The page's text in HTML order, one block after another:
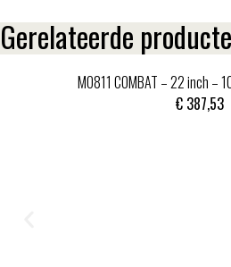
Gerelateerde
MO811 COMBAT – 22 inch –
€ 387,53